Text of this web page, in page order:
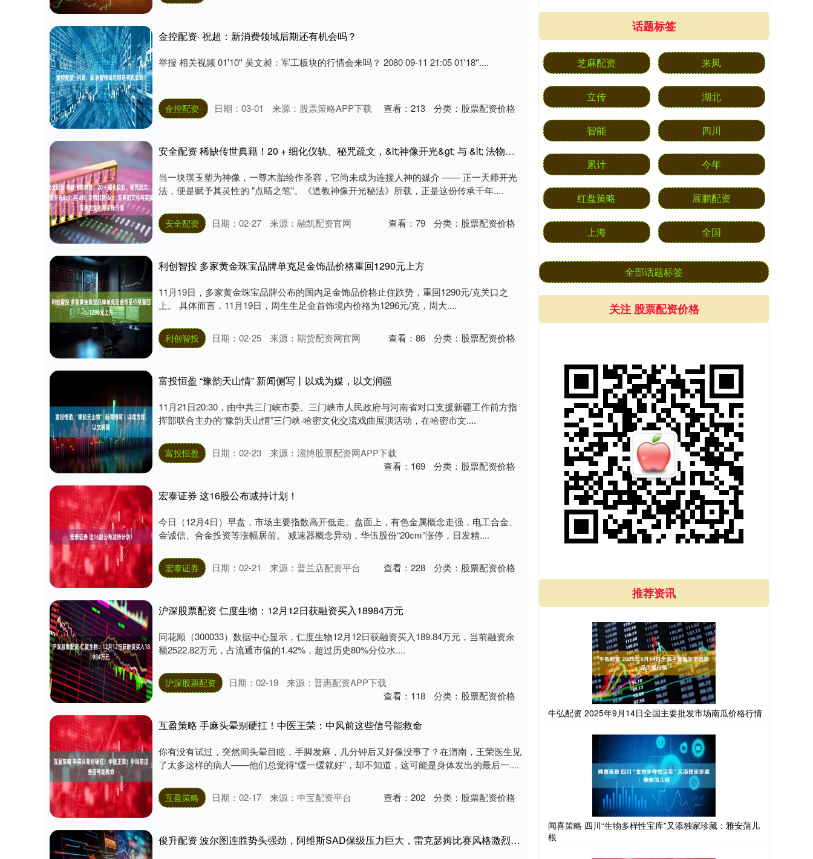
金控配资· 祝超：新消费领域后期还有机会吗？
举报 相关视频 01'10'' 吴文昶：军工板块的行情会来吗？ 2080 09-11 21:05 01'18''....
金控配资· 日期：03-01 来源：股票策略APP下载 查看： 213 分类： 股票配资价格
安全配资 稀缺传世典籍！20 + 细化仪轨、秘咒疏文，&lt;神像开光&gt; 与 &lt; 法物加持 &gt; 双典的文化与实操价值
当一块璞玉塑为神像，一尊木胎绘作圣容，它尚未成为连接人神的媒介 —— 正一天师开光
法，便是赋予其灵性的 "点睛之笔"。《道教神像开光秘法》所载，正是这份传承千年....
安全配资 日期：02-27 来源：融凯配资官网 查看： 79 分类： 股票配资价格
利创智投 多家黄金珠宝品牌单克足金饰品价格重回1290元上方
11月19日，多家黄金珠宝品牌公布的国内足金饰品价格止住跌势，重回1290元/克关口之
上。 具体而言，11月19日，周生生足金首饰境内价格为1296元/克，周大....
利创智投 日期：02-25 来源：期货配资网官网 查看： 86 分类： 股票配资价格
富投恒盈 “豫韵天山情” 新闻侧写丨以戏为媒，以文润疆
11月21日20:30，由中共三门峡市委、三门峡市人民政府与河南省对口支援新疆工作前方指
挥部联合主办的“豫韵天山情”三门峡·哈密文化交流戏曲展演活动，在哈密市文....
富投恒盈 日期：02-23
来源：淄博股票配资网APP下载
查看： 169 分类： 股票配资价格
宏泰证券 这16股公布减持计划！
今日（12月4日）早盘，市场主要指数高开低走。盘面上，有色金属概念走强，电工合金、
金诚信、合金投资等涨幅居前。 减速器概念异动，华伍股份“20cm”涨停，日发精....
宏泰证券 日期：02-21 来源：普兰店配资平台 查看： 228 分类： 股票配资价格
沪深股票配资 仁度生物：12月12日获融资买入18984万元
同花顺（300033）数据中心显示，仁度生物12月12日获融资买入189.84万元，当前融资余
额2522.82万元，占流通市值的1.42%，超过历史80%分位水....
沪深股票配资 日期：02-19
来源：普惠配资APP下载
查看： 118 分类： 股票配资价格
互盈策略 手麻头晕别硬扛！中医王荣：中风前这些信号能救命
你有没有试过，突然间头晕目眩，手脚发麻，几分钟后又好像没事了？在渭南，王荣医生见
了太多这样的病人——他们总觉得“缓一缓就好”，却不知道，这可能是身体发出的最后一....
互盈策略 日期：02-17 来源：申宝配资平台 查看： 202 分类： 股票配资价格
俊升配资 波尔图连胜势头强劲，阿维斯SAD保级压力巨大，雷克瑟姆比赛风格激烈多变
话题标签
芝麻配资 来凤
立传 湖北
智能 四川
累计 今年
红盘策略 展鹏配资
上海 全国
全部话题标签
关注 股票配资价格
推荐资讯
牛弘配资 2025年9月14日全国主要批发市场南瓜价格行情
闻喜策略 四川“生物多样性宝库”又添独家珍藏：雅安蒲儿
根